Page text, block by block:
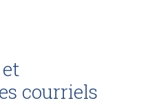
courriels